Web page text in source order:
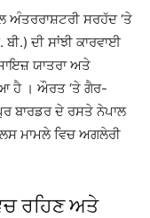
ਅੰਤਰਰਾਸ਼ਟਰੀ ਸਰਹੱਦ ‘ਤੇ
ਦੀ ਸਾਂਝੀ ਕਾਰਵਾਈ
ਯਾਤਰਾ ਅਤੇ
ਹੈ । ਔਰਤ ‘ਤੇ ਗੈਰ-
ਬਾਰਡਰ ਦੇ ਰਸਤੇ ਨੇਪਾਲ
ਮਾਮਲੇ ਵਿਚ ਅਗਲੇਰੀ
ਰਹਿਣ ਅਤੇ